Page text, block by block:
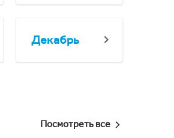
Декабрь
Посмотреть все